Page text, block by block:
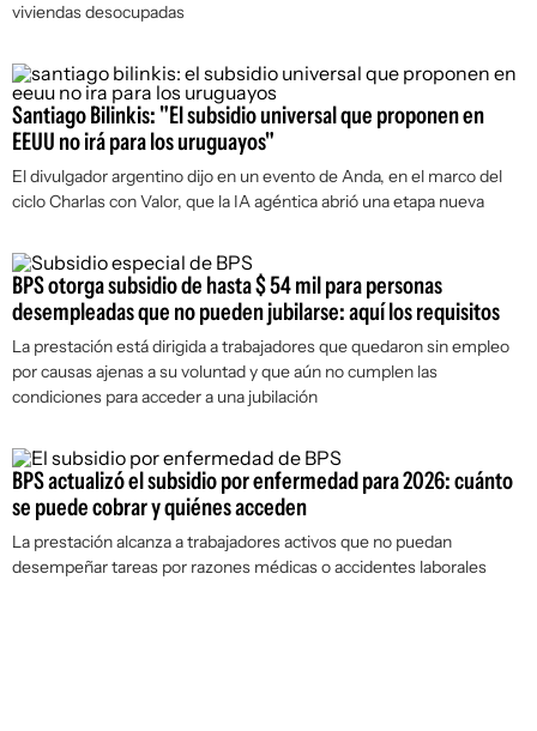
viviendas desocupadas
Santiago Bilinkis: "El subsidio universal que proponen en
EEUU no irá para los uruguayos"
El divulgador argentino dijo en un evento de Anda, en el marco del
ciclo Charlas con Valor, que la IA agéntica abrió una etapa nueva
BPS otorga subsidio de hasta $ 54 mil para personas
desempleadas que no pueden jubilarse: aquí los requisitos
La prestación está dirigida a trabajadores que quedaron sin empleo
por causas ajenas a su voluntad y que aún no cumplen las
condiciones para acceder a una jubilación
BPS actualizó el subsidio por enfermedad para 2026: cuánto
se puede cobrar y quiénes acceden
La prestación alcanza a trabajadores activos que no puedan
desempeñar tareas por razones médicas o accidentes laborales